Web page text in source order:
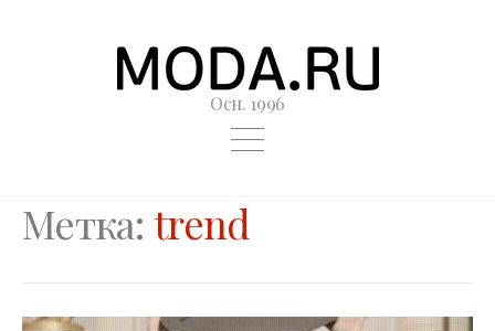
Осн. 1996
Метка: trend